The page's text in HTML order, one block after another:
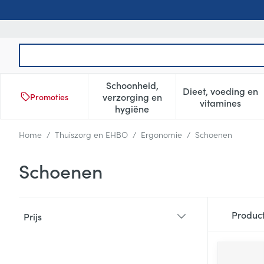
Promoties
Schoonheid,
verzorging en
hygiëne
Toon submenu voor
Dieet, voeding en
vitamines
Toon
Home / Thuiszorg en EHBO / Ergonomie / Schoenen
Schoenen
Prijs